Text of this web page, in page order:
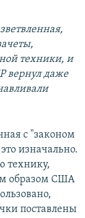
техники, и
вернул даже
с "законом
изначально.
технику,
образом США
поставлены